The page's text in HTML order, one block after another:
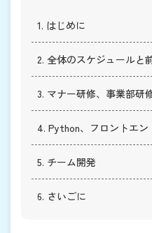
1. はじめに
2. 全体のスケジュールと
3. マナー研修、事業部研
4. Python、フロントエン
5. チーム開発
6. さいごに